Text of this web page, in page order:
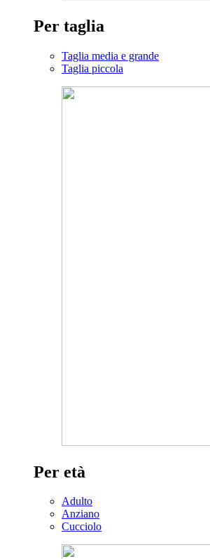
Per taglia
Taglia media e grande
Taglia piccola
Per età
Adulto
Anziano
Cucciolo